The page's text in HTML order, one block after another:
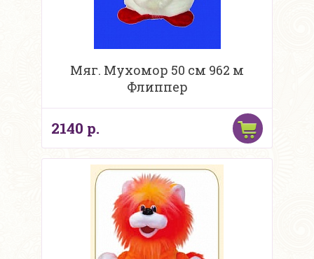
Мяг. Мухомор 50 см 962 м
Флиппер
2140 р.